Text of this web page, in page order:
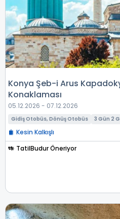
Konya Şeb-i Arus
Konaklaması
05.12.2026 - 07.12.2026
Gidiş Otobüs, Dönüş Otobüs 3 Gün 2
Kesin Kalkışlı
TatilBudur Öneriyor